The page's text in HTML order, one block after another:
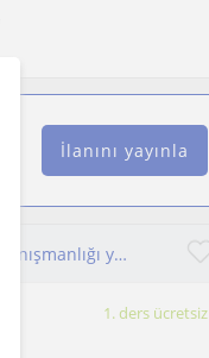
İlanını yayınla
Dersler sınava hazırlanan tüm öğrencilere yönelik kariyer danışmanlığı yapıyorum
1. ders ücretsiz